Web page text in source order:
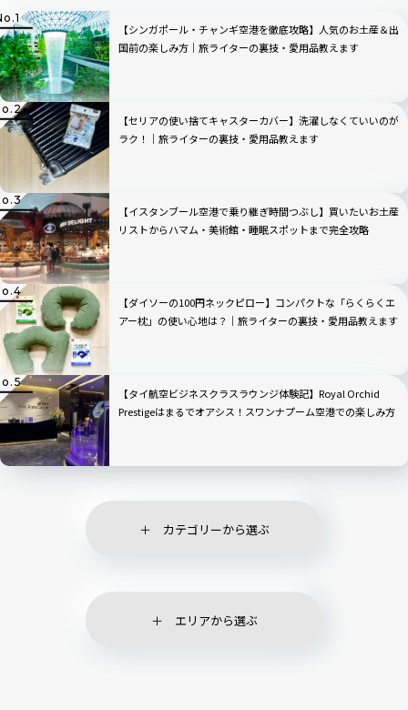
【シンガポール・チャンギ空港を徹底攻略】人気のお土産＆出
国前の楽しみ方｜旅ライターの裏技・愛用品教えます
【セリアの使い捨てキャスターカバー】洗濯しなくていいのが
ラク！｜旅ライターの裏技・愛用品教えます
【イスタンブール空港で乗り継ぎ時間つぶし】買いたいお土産
リストからハマム・美術館・睡眠スポットまで完全攻略
【ダイソーの100円ネックピロー】コンパクトな「らくらくエ
アー枕」の使い心地は？｜旅ライターの裏技・愛用品教えます
【タイ航空ビジネスクラスラウンジ体験記】Royal Orchid
Prestigeはまるでオアシス！スワンナプーム空港での楽しみ方
カテゴリーから選ぶ
エリアから選ぶ